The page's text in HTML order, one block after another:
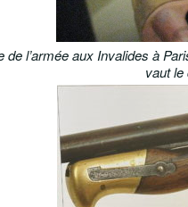
l’armée aux Invalides à
vaut le